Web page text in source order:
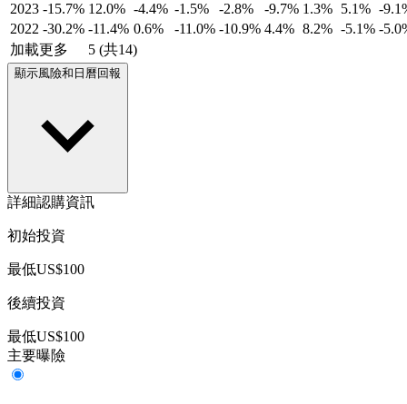
2023 -15.7% 12.0% -4.4% -1.5% -2.8% -9.7% 1.3% 5.1% -
2022 -30.2% -11.4% 0.6% -11.0% -10.9% 4.4% 8.2% -5.1% -
加載更多
5 (共14)
顯示風險和日曆回報
詳細認購資訊
初始投資
最低US$100
後續投資
最低US$100
主要曝險